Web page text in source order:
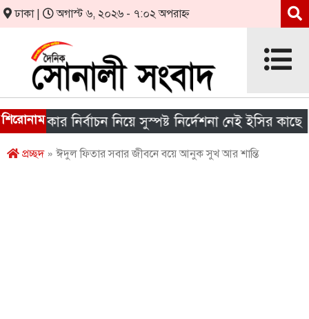
ঢাকা | অগাস্ট ৬, ২০২৬ - ৭:০২ অপরাহ্ন
শিরোনামনির্বাচন নিয়ে সুস্পষ্ট নির্দেশনা নেই ইসির কাছে
প্রচ্ছদ» ঈদুল ফিতার সবার জীবনে বয়ে আনুক সুখ আর শান্তি